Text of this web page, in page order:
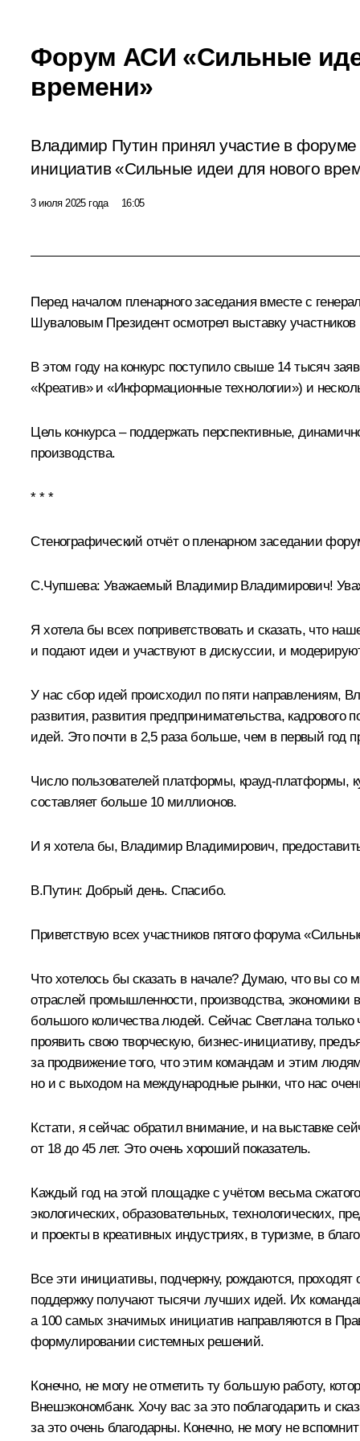
Форум АСИ «Сильные
времени»
Владимир Путин принял участие в форуме
инициатив «Сильные идеи для нового
3 июля 2025 года 16:05
Перед началом пленарного заседания вместе с
Шуваловым Президент осмотрел выставку
В этом году на конкурс поступило свыше 14 тысяч
«Креатив» и «Информационные технологии») и
Цель конкурса – поддержать перспективные,
производства.
* * *
Стенографический отчёт о пленарном заседании
С.Чупшева: Уважаемый Владимир Владимирович!
Я хотела бы всех поприветствовать и сказать, что
и подают идеи и участвуют в дискуссии, и
У нас сбор идей происходил по пяти направлениям,
развития, развития предпринимательства,
идей. Это почти в 2,5 раза больше, чем в первый год
Число пользователей платформы, крауд-платформы,
составляет больше 10 миллионов.
И я хотела бы, Владимир Владимирович,
В.Путин: Добрый день. Спасибо.
Приветствую всех участников пятого форума
Что хотелось бы сказать в начале? Думаю, что вы со
отраслей промышленности, производства, экономики
большого количества людей. Сейчас Светлана
проявить свою творческую, бизнес-инициативу,
за продвижение того, что этим командам и этим
но и с выходом на международные рынки, что нас
Кстати, я сейчас обратил внимание, и на выставке
от 18 до 45 лет. Это очень хороший показатель.
Каждый год на этой площадке с учётом весьма
экологических, образовательных, технологических,
и проекты в креативных индустриях, в туризме, в
Все эти инициативы, подчеркну, рождаются, проходят
поддержку получают тысячи лучших идей. Их
а 100 самых значимых инициатив направляются в
формулировании системных решений.
Конечно, не могу не отметить ту большую работу,
Внешэкономбанк. Хочу вас за это поблагодарить и
за это очень благодарны. Конечно, не могу не